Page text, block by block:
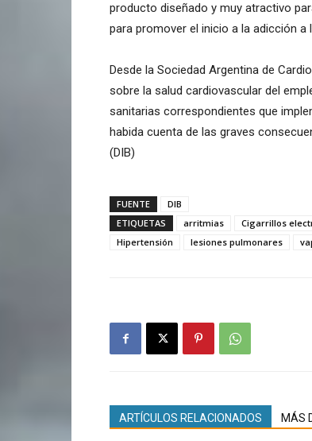
producto diseñado y muy atractivo
para promover el inicio a la adicción a
Desde la Sociedad Argentina de
sobre la salud cardiovascular del
sanitarias correspondientes que
habida cuenta de las graves
(DIB)
FUENTE
DIB
ETIQUETAS
arritmias Cigarrillos
Hipertensión
lesiones pulmonares
ARTÍCULOS RELACIONADOS MÁS